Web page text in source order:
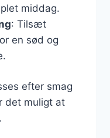
middag.
: Tilsæt
en sød og
efter smag
det muligt at